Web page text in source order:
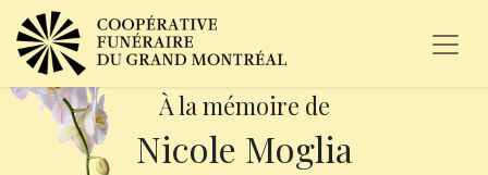
À la mémoire de
Nicole Moglia